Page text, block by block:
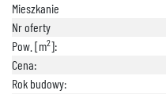
Mieszkanie
Nr oferty
Pow. [m2]:
Cena:
Rok budowy: